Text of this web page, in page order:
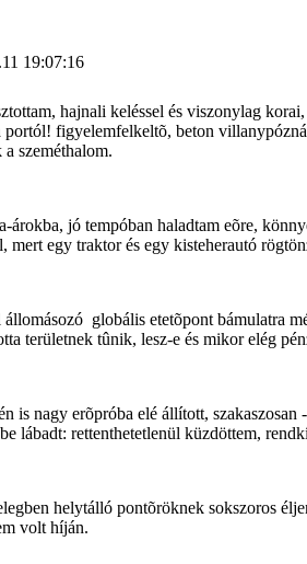
19:07:16
hajnali keléssel és viszonylag
figyelemfelkeltõ, beton
szeméthalom.
árokba, jó tempóban haladtam eõre,
mert egy traktor és egy kisteherautó
globális etetõpont bámulatra
területnek tûnik, lesz-e és mikor elég
is nagy erõpróba elé állított,
lábadt: rettenthetetlenül küzdöttem,
helytálló pontõröknek sokszoros
volt híján.